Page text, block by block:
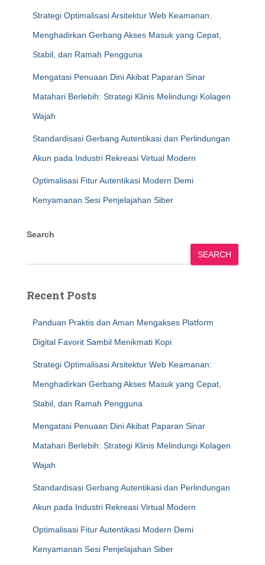
Strategi Optimalisasi Arsitektur Web Keamanan:
Menghadirkan Gerbang Akses Masuk yang Cepat,
Stabil, dan Ramah Pengguna
Mengatasi Penuaan Dini Akibat Paparan Sinar
Matahari Berlebih: Strategi Klinis Melindungi Kolagen
Wajah
Standardisasi Gerbang Autentikasi dan Perlindungan
Akun pada Industri Rekreasi Virtual Modern
Optimalisasi Fitur Autentikasi Modern Demi
Kenyamanan Sesi Penjelajahan Siber
Search
SEARCH
Recent Posts
Panduan Praktis dan Aman Mengakses Platform
Digital Favorit Sambil Menikmati Kopi
Strategi Optimalisasi Arsitektur Web Keamanan:
Menghadirkan Gerbang Akses Masuk yang Cepat,
Stabil, dan Ramah Pengguna
Mengatasi Penuaan Dini Akibat Paparan Sinar
Matahari Berlebih: Strategi Klinis Melindungi Kolagen
Wajah
Standardisasi Gerbang Autentikasi dan Perlindungan
Akun pada Industri Rekreasi Virtual Modern
Optimalisasi Fitur Autentikasi Modern Demi
Kenyamanan Sesi Penjelajahan Siber